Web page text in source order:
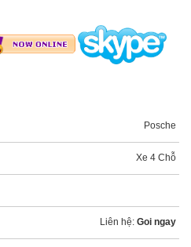
Posche
Xe 4 Chỗ
Liên hệ: Goi ngay